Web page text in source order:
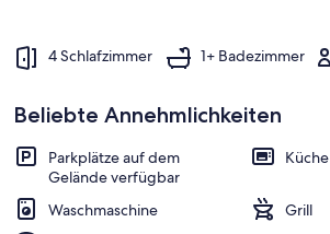
4 Schlafzimmer 1+ Badezimmer
Beliebte Annehmlichkeiten
Parkplätze auf dem
Gelände verfügbar
Küche
Waschmaschine
Grill